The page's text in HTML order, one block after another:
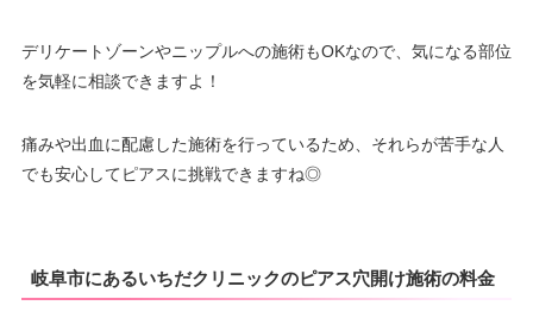
デリケートゾーンやニップルへの施術もOKなので、気になる部位
を気軽に相談できますよ！
痛みや出血に配慮した施術を行っているため、それらが苦手な人
でも安心してピアスに挑戦できますね◎
岐阜市にあるいちだクリニックのピアス穴開け施術の料金